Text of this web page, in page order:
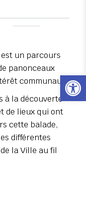
Ouvrir
est un parcours
panonceaux
communaux.
à la découverte
de lieux qui ont
cette balade,
différentes
la Ville au fil